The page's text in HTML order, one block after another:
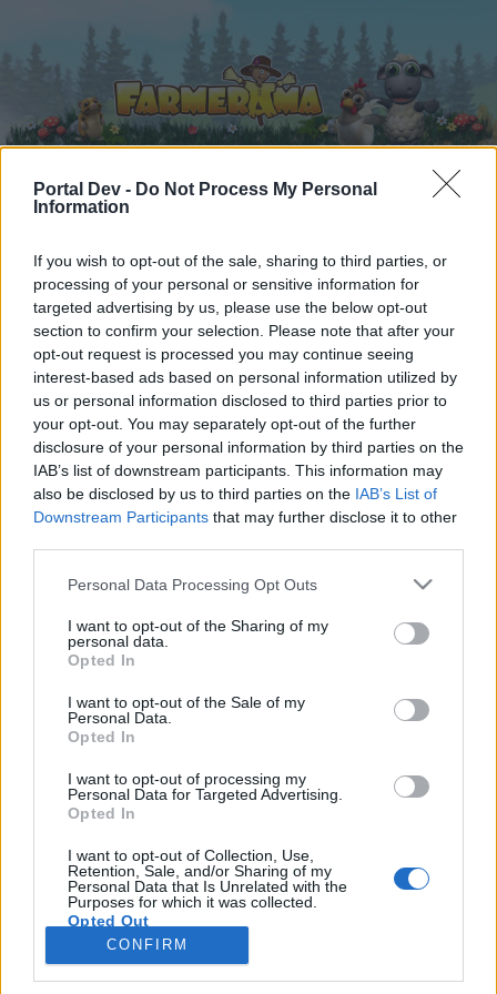
Portal Dev - Do Not Process My Personal
Information
If you wish to opt-out of the sale, sharing to third parties, or
processing of your personal or sensitive information for
targeted advertising by us, please use the below opt-out
section to confirm your selection. Please note that after your
opt-out request is processed you may continue seeing
interest-based ads based on personal information utilized by
us or personal information disclosed to third parties prior to
your opt-out. You may separately opt-out of the further
disclosure of your personal information by third parties on the
IAB’s list of downstream participants. This information may
also be disclosed by us to third parties on the IAB’s List of
Downstream Participants that may further disclose it to other
Personal Data Processing Opt Outs
I want to opt-out of the Sharing of my
personal data.
Opted In
I want to opt-out of the Sale of my
Personal Data.
Opted In
I want to opt-out of processing my
Personal Data for Targeted Advertising.
Opted In
I want to opt-out of Collection, Use,
Retention, Sale, and/or Sharing of my
Personal Data that Is Unrelated with the
Purposes for which it was collected.
Opted Out
CONFIRM
Форуми ... Представяне на екипа -divane-
Членове, харесали съобщение #153
Скъпи форум потребители,
Ако вие искате да се включите активно във
форума и да участвате в дискусиите, или
искате да започнете своя собствена тема,
Ние очакваме с нетърпение следващото ви
-divane-
Кандидат за признание, мъжки
Съобщения:
Точки за награди:
190
.TAINNA.
Жива легенда
, женски
Съобщения:
27.12.18
kakata13
Старши болярин , мъжки, <
Съобщения:
1,150
27.12.18
dedoto
Скорошни публикации